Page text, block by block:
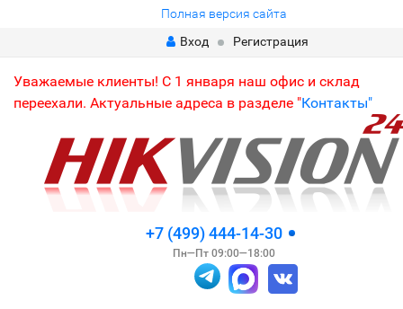
Полная версия сайта
Вход
Регистрация
Уважаемые клиенты! С 1 января наш офис и склад
переехали. Актуальные адреса в разделе "Контакты"
+7 (499) 444-14-30
Пн—Пт 09:00—18:00